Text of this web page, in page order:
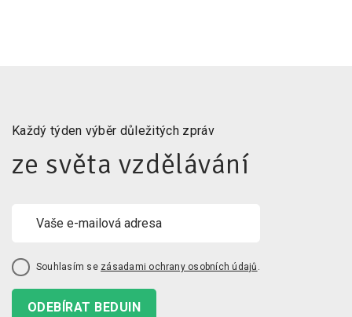
Každý týden výběr důležitých zpráv
ze světa vzdělávání
Souhlasím se zásadami ochrany osobních údajů .
ODEBÍRAT BEDUIN